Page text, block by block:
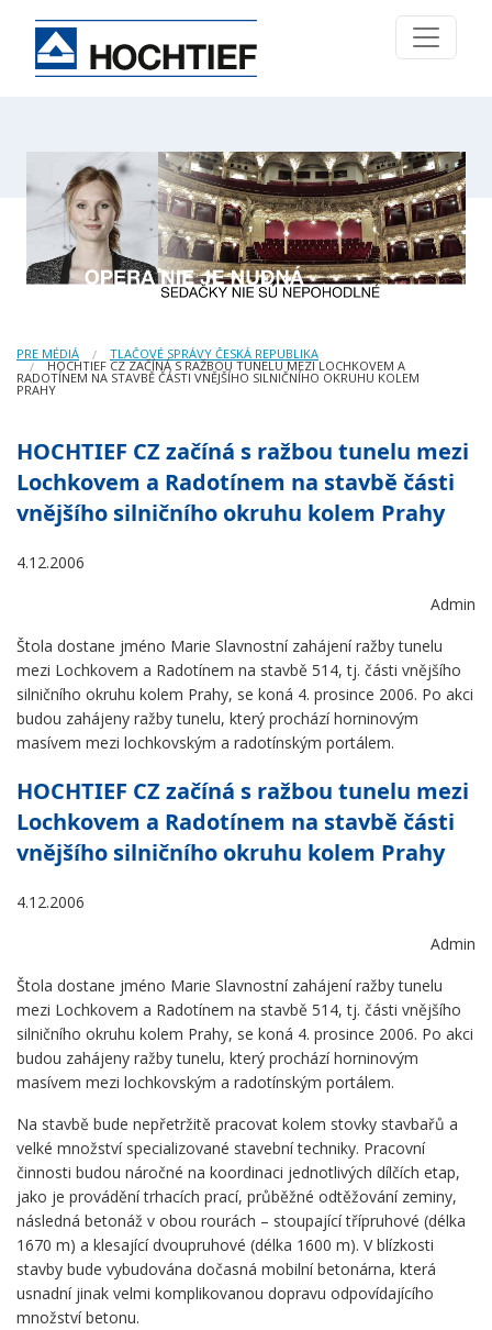
PRE MÉDIÁ TLAČOVÉ SPRÁVY ČESKÁ REPUBLIKA
HOCHTIEF CZ ZAČÍNÁ S RAŽBOU TUNELU MEZI LOCHKOVEM A
RADOTÍNEM NA STAVBĚ ČÁSTI VNĚJŠÍHO SILNIČNÍHO OKRUHU KOLEM
PRAHY
HOCHTIEF CZ začíná s ražbou tunelu mezi
Lochkovem a Radotínem na stavbě části
vnějšího silničního okruhu kolem Prahy
4.12.2006
Admin
Štola dostane jméno Marie Slavnostní zahájení ražby tunelu
mezi Lochkovem a Radotínem na stavbě 514, tj. části vnějšího
silničního okruhu kolem Prahy, se koná 4. prosince 2006. Po akci
budou zahájeny ražby tunelu, který prochází horninovým
masívem mezi lochkovským a radotínským portálem.
HOCHTIEF CZ začíná s ražbou tunelu mezi
Lochkovem a Radotínem na stavbě části
vnějšího silničního okruhu kolem Prahy
4.12.2006
Admin
Štola dostane jméno Marie Slavnostní zahájení ražby tunelu
mezi Lochkovem a Radotínem na stavbě 514, tj. části vnějšího
silničního okruhu kolem Prahy, se koná 4. prosince 2006. Po akci
budou zahájeny ražby tunelu, který prochází horninovým
masívem mezi lochkovským a radotínským portálem.
Na stavbě bude nepřetržitě pracovat kolem stovky stavbařů a
velké množství specializované stavební techniky. Pracovní
činnosti budou náročné na koordinaci jednotlivých dílčích etap,
jako je provádění trhacích prací, průběžné odtěžování zeminy,
následná betonáž v obou rourách – stoupající třípruhové (délka
1670 m) a klesající dvoupruhové (délka 1600 m). V blízkosti
stavby bude vybudována dočasná mobilní betonárna, která
usnadní jinak velmi komplikovanou dopravu odpovídajícího
množství betonu.